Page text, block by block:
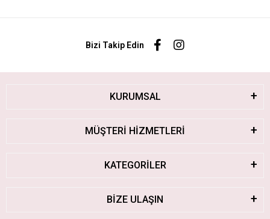
Bizi Takip Edin
KURUMSAL
MÜŞTERİ HİZMETLERİ
KATEGORİLER
BİZE ULAŞIN